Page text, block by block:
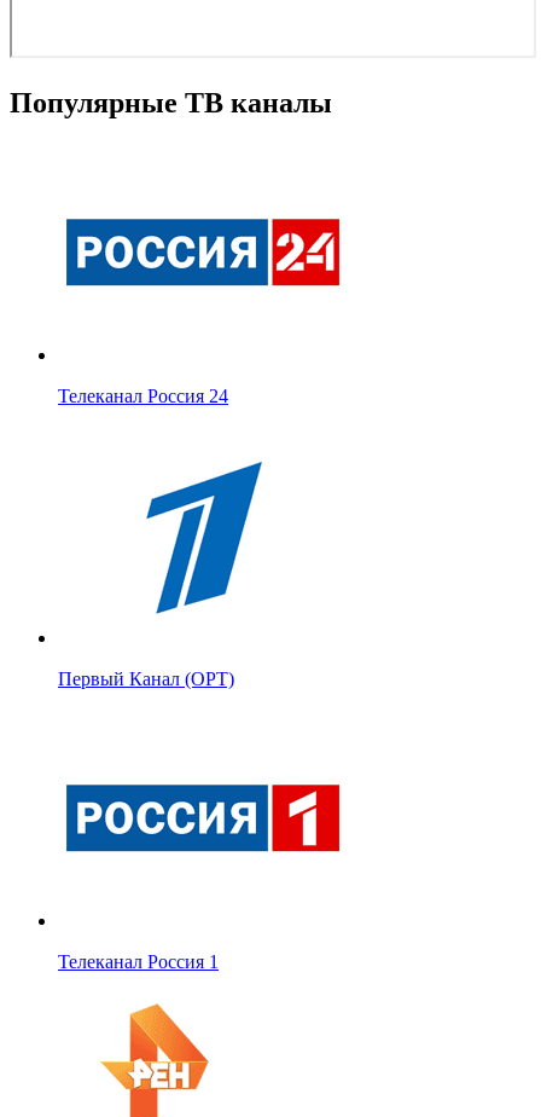
Популярные ТВ каналы
Телеканал Россия 24
Первый Канал (ОРТ)
Телеканал Россия 1